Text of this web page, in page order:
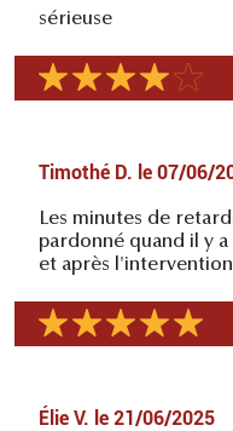
sérieuse
Timothé D. le 07/06/
Les minutes de
pardonné quand il y
et après l'intervention
Élie V. le 21/06/2025